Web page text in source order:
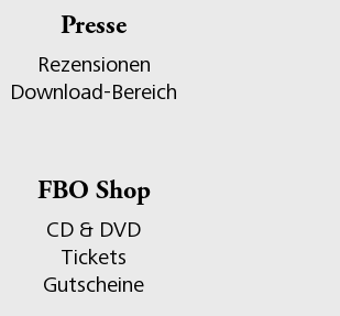
Presse
Rezensionen
Download-Bereich
FBO Shop
CD & DVD
Tickets
Gutscheine